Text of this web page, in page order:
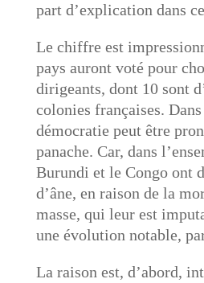
part d’explication dans
Le chiffre est
pays auront voté pour
dirigeants, dont 10 sont
colonies françaises.
démocratie peut être
panache. Car, dans
Burundi et le Congo ont
d’âne, en raison de la
masse, qui leur est
une évolution notable,
La raison est, d’abord,